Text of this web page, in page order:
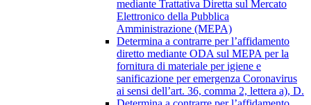
mediante Trattativa Diretta sul Mercato
Elettronico della Pubblica
Amministrazione (MEPA)
Determina a contrarre per l’affidamento
diretto mediante ODA sul MEPA per la
fornitura di materiale per igiene e
sanificazione per emergenza Coronavirus
ai sensi dell’art. 36, comma 2, lettera a), D.